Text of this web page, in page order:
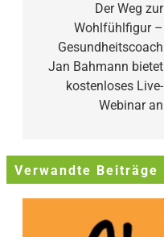
Der Weg zur
Wohlfühlfigur –
Gesundheitscoach
Jan Bahmann bietet
kostenloses Live-
Webinar an
Verwandte Beiträge